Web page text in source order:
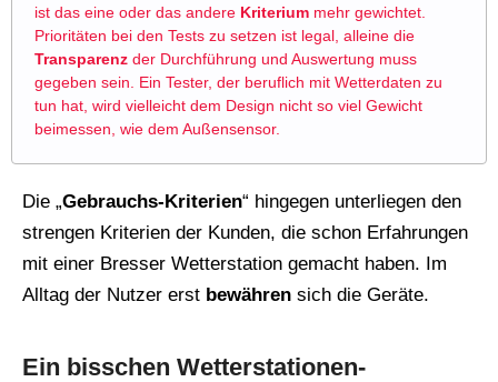
ist das eine oder das andere Kriterium mehr gewichtet.
Prioritäten bei den Tests zu setzen ist legal, alleine die
Transparenz der Durchführung und Auswertung muss
gegeben sein. Ein Tester, der beruflich mit Wetterdaten zu
tun hat, wird vielleicht dem Design nicht so viel Gewicht
beimessen, wie dem Außensensor.
Die „Gebrauchs-Kriterien“ hingegen unterliegen den
strengen Kriterien der Kunden, die schon Erfahrungen
mit einer Bresser Wetterstation gemacht haben. Im
Alltag der Nutzer erst bewähren sich die Geräte.
Ein bisschen Wetterstationen-